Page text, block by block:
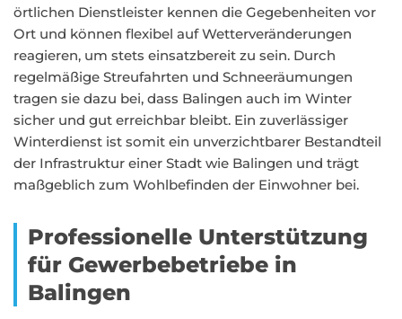
örtlichen Dienstleister kennen die Gegebenheiten vor
Ort und können flexibel auf Wetterveränderungen
reagieren, um stets einsatzbereit zu sein. Durch
regelmäßige Streufahrten und Schneeräumungen
tragen sie dazu bei, dass Balingen auch im Winter
sicher und gut erreichbar bleibt. Ein zuverlässiger
Winterdienst ist somit ein unverzichtbarer Bestandteil
der Infrastruktur einer Stadt wie Balingen und trägt
maßgeblich zum Wohlbefinden der Einwohner bei.
Professionelle Unterstützung
für Gewerbebetriebe in
Balingen